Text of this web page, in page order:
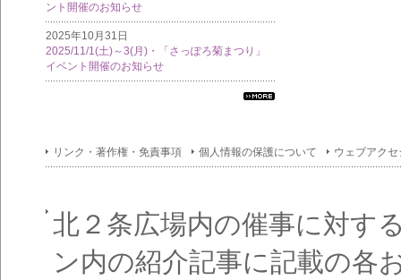
ント開催のお知らせ
2025年10月31日
2025/11/1(土)～3(月)・「さっぽろ菊まつり」
イベント開催のお知らせ
フォ
メー
覧
リンク・著作権・免責事項 個人情報の保護について ウェブアク
北２条広場内の催事に対す
ン内の紹介記事に記載の各